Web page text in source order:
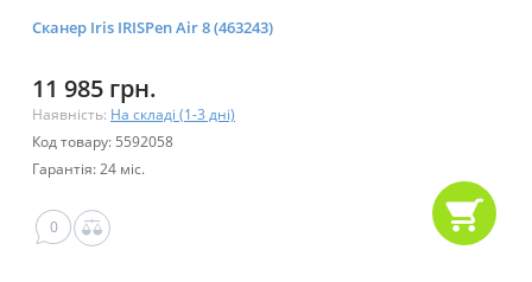
Сканер Iris IRISPen Air 8 (463243)
11 985 грн.
Наявність: На складі (1-3 дні)
Код товару: 5592058
Гарантія: 24 міс.
0